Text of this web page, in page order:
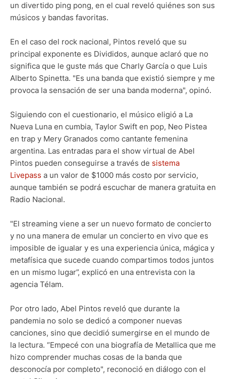
un divertido ping pong, en el cual reveló quiénes son sus
músicos y bandas favoritas.
En el caso del rock nacional, Pintos reveló que su
principal exponente es Divididos, aunque aclaró que no
significa que le guste más que Charly García o que Luis
Alberto Spinetta. "Es una banda que existió siempre y me
provoca la sensación de ser una banda moderna", opinó.
Siguiendo con el cuestionario, el músico eligió a La
Nueva Luna en cumbia, Taylor Swift en pop, Neo Pistea
en trap y Mery Granados como cantante femenina
argentina. Las entradas para el show virtual de Abel
Pintos pueden conseguirse a través de sistema
Livepass a un valor de $1000 más costo por servicio,
aunque también se podrá escuchar de manera gratuita en
Radio Nacional.
"El streaming viene a ser un nuevo formato de concierto
y no una manera de emular un concierto en vivo que es
imposible de igualar y es una experiencia única, mágica y
metafísica que sucede cuando compartimos todos juntos
en un mismo lugar”, explicó en una entrevista con la
agencia Télam.
Por otro lado, Abel Pintos reveló que durante la
pandemia no solo se dedicó a componer nuevas
canciones, sino que decidió sumergirse en el mundo de
la lectura. “Empecé con una biografía de Metallica que me
hizo comprender muchas cosas de la banda que
desconocía por completo", reconoció en diálogo con el